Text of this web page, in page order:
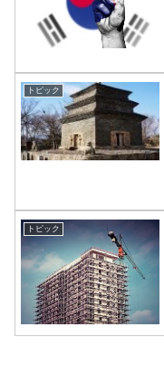
トピック
トピック